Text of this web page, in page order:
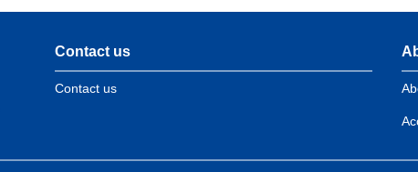
Contact us
Contact us